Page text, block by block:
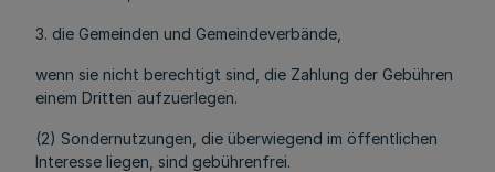
3. die Gemeinden und Gemeindeverbände,
wenn sie nicht berechtigt sind, die Zahlung der Gebühren
einem Dritten aufzuerlegen.
(2) Sondernutzungen, die überwiegend im öffentlichen
Interesse liegen, sind gebührenfrei.